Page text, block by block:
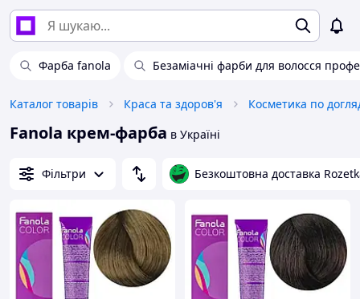
Фарба fanola Безаміачні фарби для волосся
Каталог товарів Краса та здоров'я Косметика по
Fanola крем-фарба в Україні
Фільтри Безкоштовна доставка